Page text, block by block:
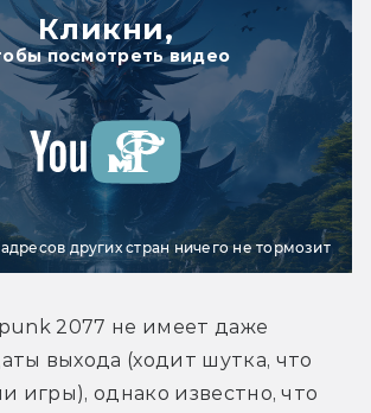
Кликни,
посмотреть видео
других стран ничего не тормозит
2077 не имеет даже
выхода (ходит шутка, что
игры), однако известно, что